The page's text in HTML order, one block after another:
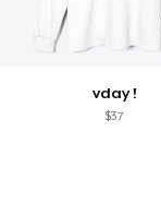
vday !
$37